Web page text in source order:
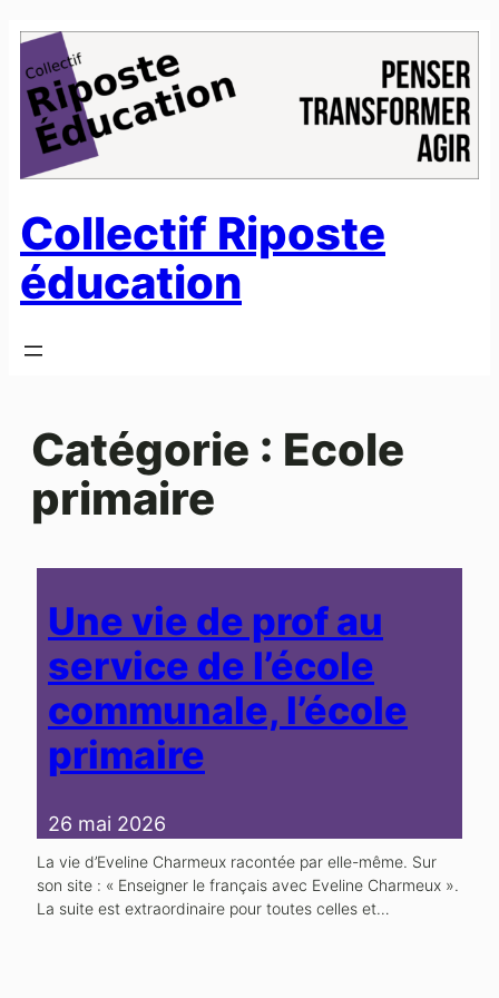
contenu
Collectif Riposte
éducation
Catégorie : Ecole
primaire
Une vie de prof au
service de l’école
communale, l’école
primaire
26 mai 2026
La vie d’Eveline Charmeux racontée par elle-même. Sur
son site : « Enseigner le français avec Eveline Charmeux ».
La suite est extraordinaire pour toutes celles et…